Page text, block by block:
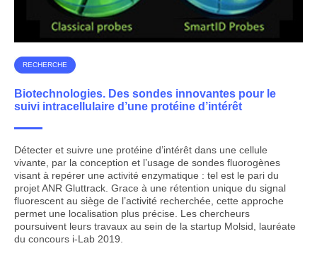
RECHERCHE
Biotechnologies. Des sondes innovantes pour le
suivi intracellulaire d’une protéine d’intérêt
Détecter et suivre une protéine d’intérêt dans une cellule
vivante, par la conception et l’usage de sondes fluorogènes
visant à repérer une activité enzymatique : tel est le pari du
projet ANR Gluttrack. Grace à une rétention unique du signal
fluorescent au siège de l’activité recherchée, cette approche
permet une localisation plus précise. Les chercheurs
poursuivent leurs travaux au sein de la startup Molsid, lauréate
du concours i-Lab 2019.